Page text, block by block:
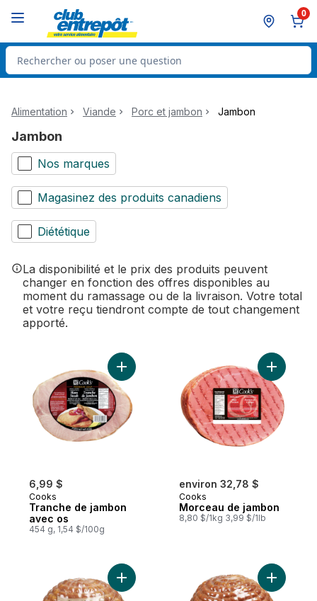
0
Rechercher des produits
Alimentation Viande Porc et jambon Jambon
Jambon
Nos marques
Magasinez des produits canadiens
Diététique
La disponibilité et le prix des produits peuvent
changer en fonction des offres disponibles au
moment du ramassage ou de la livraison. Votre total
et votre reçu tiendront compte de tout changement
apporté.
6,99 $
Cooks
Tranche de jambon
avec os
454 g, 1,54 $/100g
Ajouter Tranche de jambon avec os au
environ 32,78 $
Cooks
Morceau de jambon
8,80 $/1kg 3,99 $/1lb
Ajouter
Ajouter Jambon cuit au panier Ajouter